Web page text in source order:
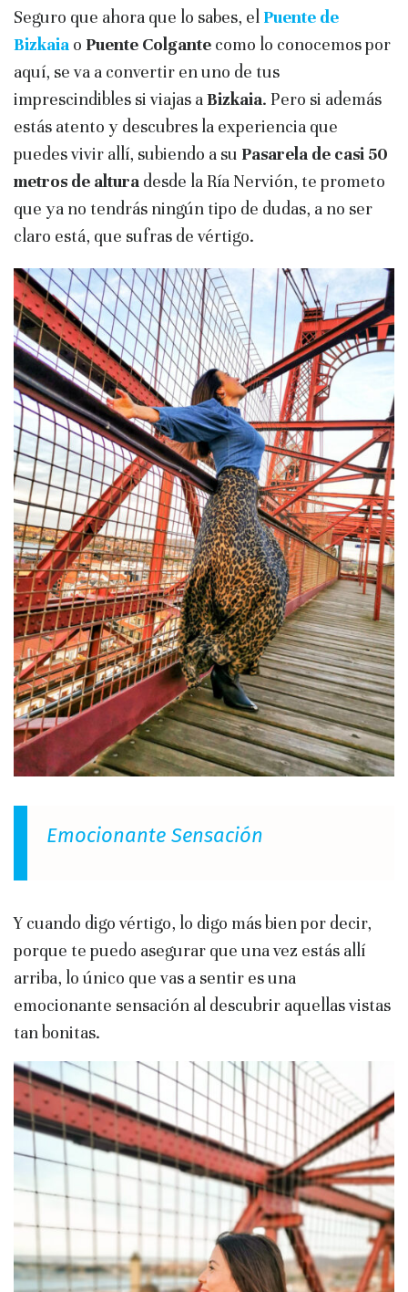
Seguro que ahora que lo sabes, el Puente de
Bizkaia o Puente Colgante como lo conocemos por
aquí, se va a convertir en uno de tus
imprescindibles si viajas aBizkaia. Pero si además
estás atento y descubres la experiencia que
puedes vivir allí, subiendo a su Pasarela de casi 50
metros de altura desde la Ría Nervión, te prometo
que ya no tendrás ningún tipo de dudas, a no ser
claro está, que sufras de vértigo.
Emocionante Sensación
Y cuando digo vértigo, lo digo más bien por decir,
porque te puedo asegurar que una vez estás allí
arriba, lo único que vas a sentir es una
emocionante sensación al descubrir aquellas vistas
tan bonitas.